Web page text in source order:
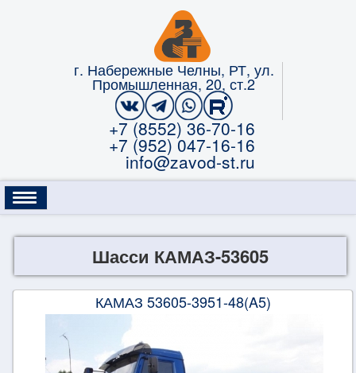
г. Набережные Челны, РТ, ул.
Промышленная, 20, ст.2
+7 (8552) 36-70-16
+7 (952) 047-16-16
info@zavod-st.ru
КАТАЛОГ УСЛУГИ
ГАРАНТИЯ
ЛИЗИНГ
О КОМПАНИИ
ОПЛАТА
КОНТАКТЫ
Шасси КАМАЗ-53605
КАМАЗ 53605-3951-48(A5)